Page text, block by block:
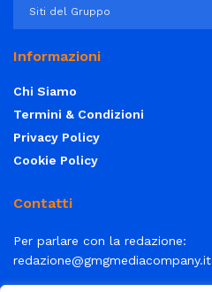
Informazioni
Chi Siamo
Termini & Condizioni
Privacy Policy
Cookie Policy
Contatti
Per parlare con la redazione:
redazione@gmgmediacompany.it